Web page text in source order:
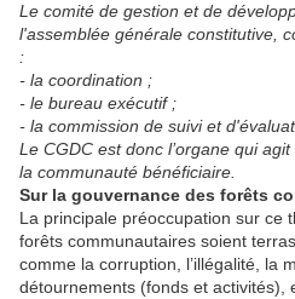
Le comité de gestion et de
l'assemblée générale constitutive,
:
- la coordination ;
- le bureau exécutif ;
- la commission de suivi et
Le CGDC est donc l’organe qui
la communauté bénéficiaire.
Sur la gouvernance des forêts
La principale préoccupation sur ce
forêts communautaires soient
comme la corruption, l’illégalité, la
détournements (fonds et activités),